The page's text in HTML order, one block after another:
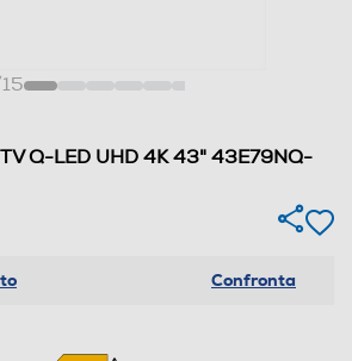
15
Q-LED UHD 4K 43" 43E79NQ-
Confronta